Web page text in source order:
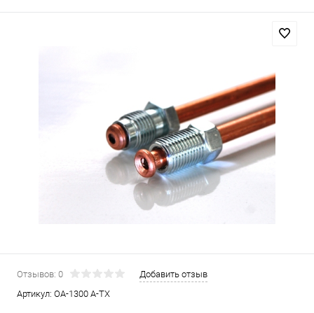
Отзывов: 0
Добавить отзыв
Артикул: OA-1300 A-TX